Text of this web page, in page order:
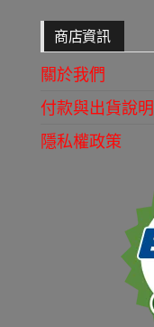
商店資訊
關於我們
付款與出貨說明
隱私權政策